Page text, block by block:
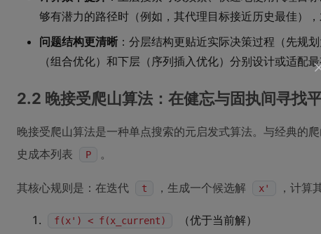
够有潜力的路径时（例如，其代理目标接近历史最佳）
问题结构更清晰 ：分层结构更贴近实际决策过程（先规
（组合优化）和下层（序列插入优化）分别设计或适配最
2.2 晚接受爬山算法：在健忘与固执间寻找平
晚接受爬山算法是一种单点搜索的元启发式算法。与经典的
史成本列表
P 。
其核心规则是：在迭代 t ，生成一个候选解 x' ，计算
f(x') < f(x_current) （优于当前解）